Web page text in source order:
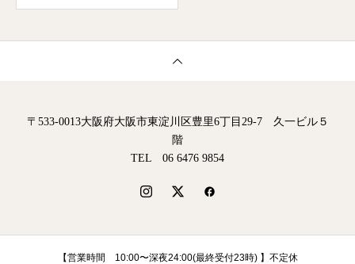
〒533-0013大阪府大阪市東淀川区豊里6丁目29-7 久一ビル５
階
TEL 06 6476 9854
【営業時間 10:00〜深夜24:00(最終受付23時) 】不定休